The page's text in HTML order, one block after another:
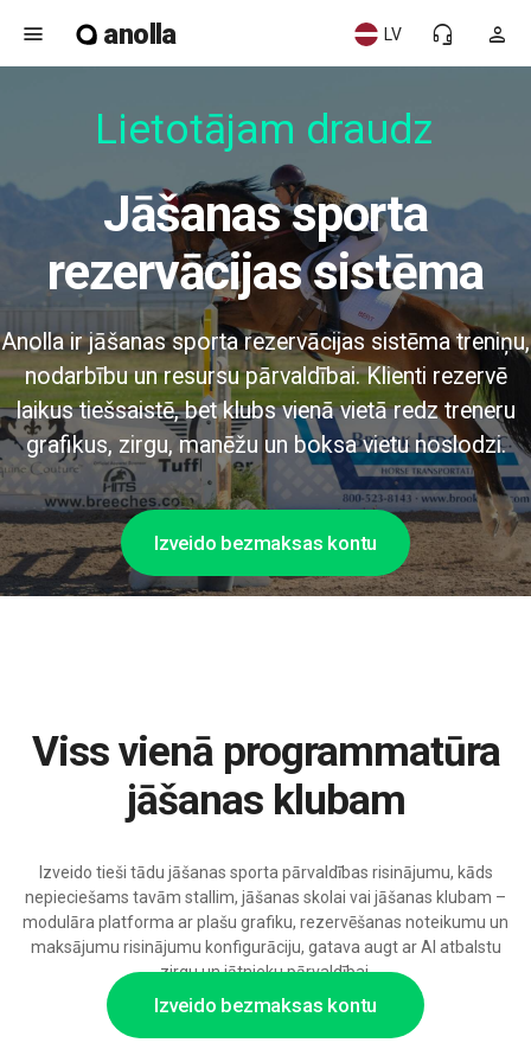
menu anolla person
headset_mic
LV
Lietotājam draudzī
Jāšanas sporta
rezervācijas sistēma
Anolla ir jāšanas sporta rezervācijas sistēma treniņu,
nodarbību un resursu pārvaldībai. Klienti rezervē
laikus tiešsaistē, bet klubs vienā vietā redz treneru
grafikus, zirgu, manēžu un boksa vietu noslodzi.
Izveido bezmaksas kontu
Izveido bezmaksas kontu
Viss vienā programmatūra
jāšanas klubam
Izveido tieši tādu jāšanas sporta pārvaldības risinājumu, kāds
nepieciešams tavām stallim, jāšanas skolai vai jāšanas klubam –
modulāra platforma ar plašu grafiku, rezervēšanas noteikumu un
maksājumu risinājumu konfigurāciju, gatava augt ar AI atbalstu
zirgu un jātnieku pārvaldībai.